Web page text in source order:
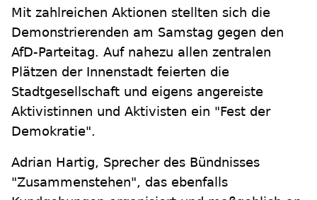
Mit zahlreichen Aktionen stellten sich die
Demonstrierenden am Samstag gegen den
AfD-Parteitag. Auf nahezu allen zentralen
Plätzen der Innenstadt feierten die
Stadtgesellschaft und eigens angereiste
Aktivistinnen und Aktivisten ein "Fest der
Demokratie".
Adrian Hartig, Sprecher des Bündnisses
"Zusammenstehen", das ebenfalls